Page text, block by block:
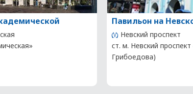
Павильон на
Невский проспект
ст. м. Невский
Грибоедова)